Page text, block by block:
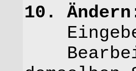
10.